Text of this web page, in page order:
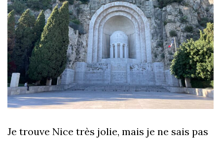
Je trouve Nice très jolie, mais je ne sais pas